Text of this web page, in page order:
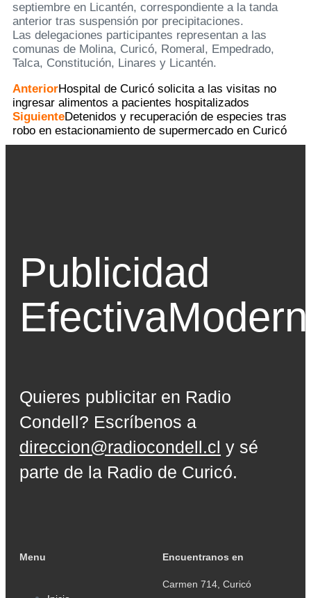
septiembre en Licantén, correspondiente a la tanda
anterior tras suspensión por precipitaciones.
Las delegaciones participantes representan a las
comunas de Molina, Curicó, Romeral, Empedrado,
Talca, Constitución, Linares y Licantén.
AnteriorHospital de Curicó solicita a las visitas no
ingresar alimentos a pacientes hospitalizados
SiguienteDetenidos y recuperación de especies tras
robo en estacionamiento de supermercado en Curicó
Publicidad
Efectiva
Quieres publicitar en Radio
Condell? Escríbenos a
direccion@radiocondell.cl y sé
parte de la Radio de Curicó.
Menu Encuentranos en
Carmen 714, Curicó